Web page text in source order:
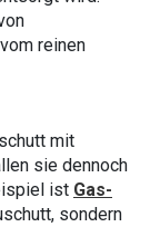
reinen
mit
sie dennoch
ist Gas-
sondern